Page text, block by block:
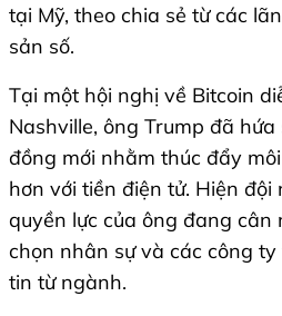
tại Mỹ, theo chia sẻ từ các
sản số.
Tại một hội nghị về Bitcoin
Nashville, ông Trump đã
đồng mới nhằm thúc đẩy
hơn với tiền điện tử. Hiện đội
quyền lực của ông đang cân
chọn nhân sự và các công
tin từ ngành.